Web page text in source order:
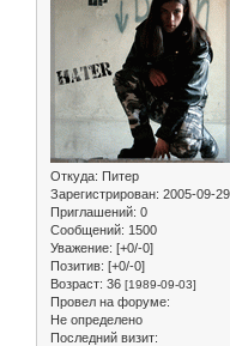
Откуда: Питер
Зарегистрирован: 2005-09-29
Приглашений: 0
Сообщений: 1500
Уважение: [+0/-0]
Позитив: [+0/-0]
Возраст: 36 [1989-09-03]
Провел на форуме:
Не определено
Последний визит: